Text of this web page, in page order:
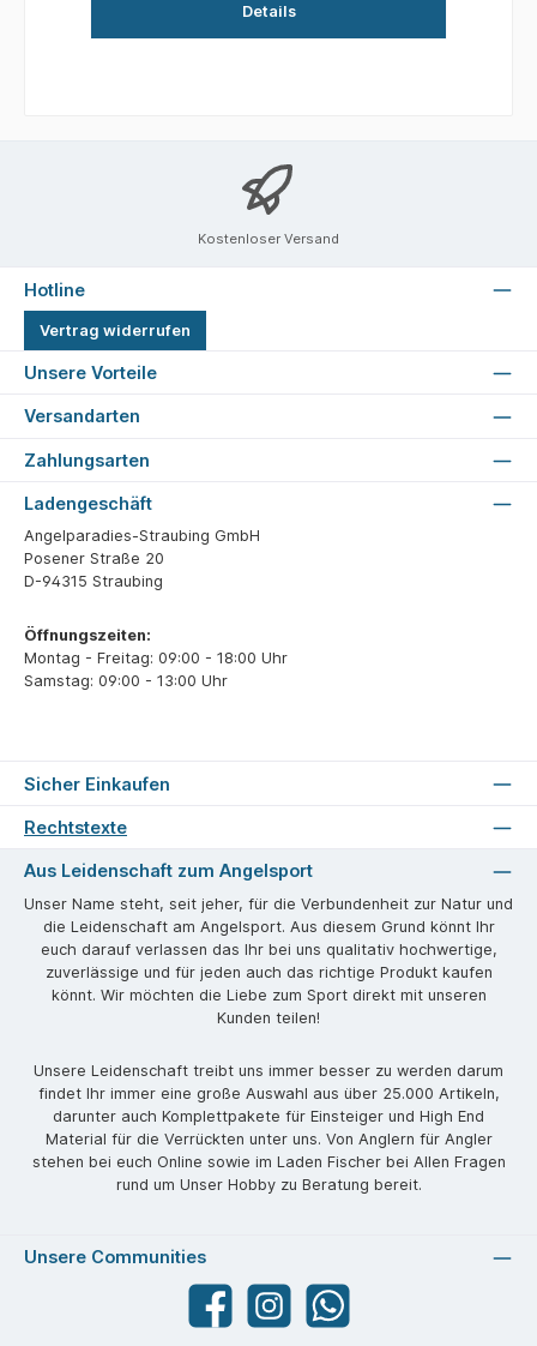
Details
Kostenloser Versand
Hotline
Vertrag widerrufen
Unsere Vorteile
Versandarten
Zahlungsarten
Ladengeschäft
Angelparadies-Straubing GmbH
Posener Straße 20
D-94315 Straubing
Öffnungszeiten:
Montag - Freitag: 09:00 - 18:00 Uhr
Samstag: 09:00 - 13:00 Uhr
Sicher Einkaufen
Rechtstexte
Aus Leidenschaft zum Angelsport
Unser Name steht, seit jeher, für die Verbundenheit zur Natur und
die Leidenschaft am Angelsport. Aus diesem Grund könnt Ihr
euch darauf verlassen das Ihr bei uns qualitativ hochwertige,
zuverlässige und für jeden auch das richtige Produkt kaufen
könnt. Wir möchten die Liebe zum Sport direkt mit unseren
Kunden teilen!
Unsere Leidenschaft treibt uns immer besser zu werden darum
findet Ihr immer eine große Auswahl aus über 25.000 Artikeln,
darunter auch Komplettpakete für Einsteiger und High End
Material für die Verrückten unter uns. Von Anglern für Angler
stehen bei euch Online sowie im Laden Fischer bei Allen Fragen
rund um Unser Hobby zu Beratung bereit.
Unsere Communities
Facebook angelparadiesstraubing
WhatsApp